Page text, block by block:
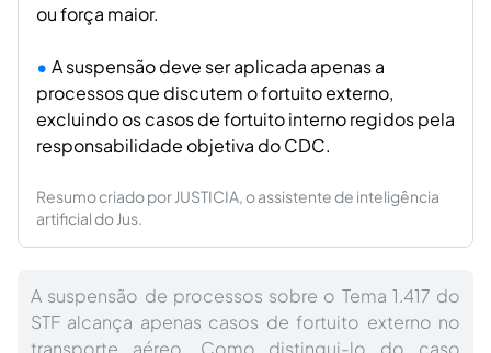
ou força maior.
A suspensão deve ser aplicada apenas a
processos que discutem o fortuito externo,
excluindo os casos de fortuito interno regidos pela
responsabilidade objetiva do CDC.
Resumo criado por JUSTICIA, o assistente de inteligência
artificial do Jus.
A suspensão de processos sobre o Tema 1.417 do
STF alcança apenas casos de fortuito externo no